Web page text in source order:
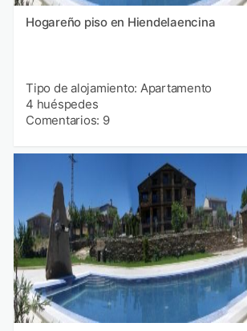
Hogareño piso en Hiendelaencina
Tipo de alojamiento: Apartamento
4 huéspedes
Comentarios: 9